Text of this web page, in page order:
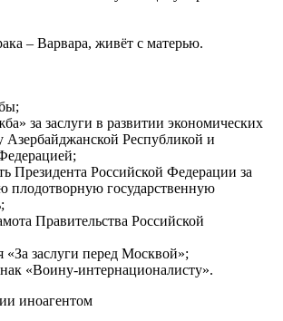
– Варвара, живёт с матерью.
за заслуги в развитии экономических
Азербайджанской Республикой и
Президента Российской Федерации за
плодотворную государственную
Правительства Российской
«За заслуги перед Москвой»;
«Воину-интернационалисту».
иноагентом